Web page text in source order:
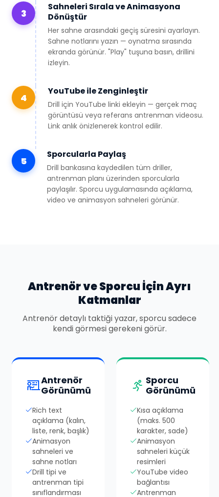
3
Sahneleri Sırala ve Animasyona
Dönüştür
Her sahne arasındaki geçiş süresini ayarlayın.
Sahne notlarını yazın — oynatma sırasında
ekranda görünür. "Play" tuşuna basın, drillini
izleyin.
4
YouTube ile Zenginleştir
Drill için YouTube linki ekleyin — gerçek maç
görüntüsü veya referans antrenman videosu.
Link anlık önizlenerek kontrol edilir.
5
Sporcularla Paylaş
Drill bankasına kaydedilen tüm driller,
antrenman planı üzerinden sporcularla
paylaşılır. Sporcu uygulamasında açıklama,
video ve animasyon sahneleri görünür.
Antrenör ve Sporcu İçin Ayrı
Katmanlar
Antrenör detaylı taktiği yazar, sporcu sadece
kendi görmesi gerekeni görür.
Antrenör
Görünümü
Rich text
açıklama (kalın,
liste, renk, başlık)
Animasyon
sahneleri ve
sahne notları
Drill tipi ve
antrenman tipi
sınıflandırması
Sporcu
Görünümü
Kısa açıklama
(maks. 500
karakter, sade)
Animasyon
sahneleri küçük
resimleri
YouTube video
bağlantısı
Antrenman